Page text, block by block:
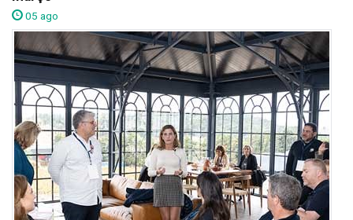
05 ago